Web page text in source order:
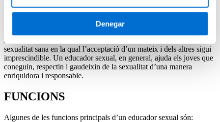
Denegar
Descobreix com convertir-te en Educador sexual de la mà de l'IL3-
L’educació sexual treballa per educar, ensenyar i fomentar una
sexualitat sana en la qual l’acceptació d’un mateix i dels altres sigui
imprescindible. Un educador sexual, en general, ajuda els joves que
coneguin, respectin i gaudeixin de la sexualitat d’una manera
enriquidora i responsable.
FUNCIONS
Algunes de les funcions principals d’un educador sexual són: